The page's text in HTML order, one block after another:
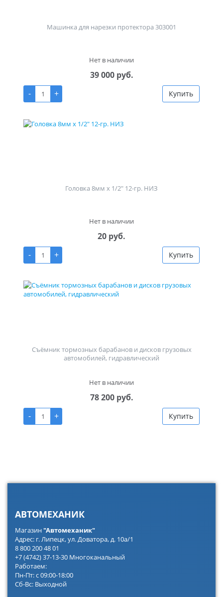
Машинка для нарезки протектора 303001
Нет в наличии
39 000 руб.
-
+ Купить
Головка 8мм х 1/2" 12-гр. НИЗ
Нет в наличии
20 руб.
-
+ Купить
Съёмник тормозных барабанов и дисков грузовых
автомобилей, гидравлический
Нет в наличии
78 200 руб.
-
+ Купить
АВТОМЕХАНИК
Магазин"Автомеханик"
Адрес: г. Липецк, ул. Доватора, д. 10а/1
8 800 200 48 01
+7 (4742) 37-13-30 Многоканальный
Работаем:
Пн-Пт: с 09:00-18:00
Сб-Вс: Выходной